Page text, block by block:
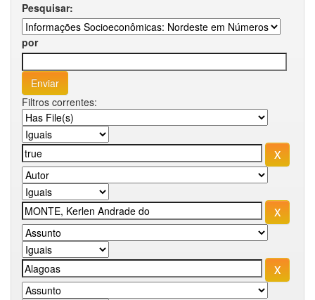
Pesquisar:
por
Filtros correntes: